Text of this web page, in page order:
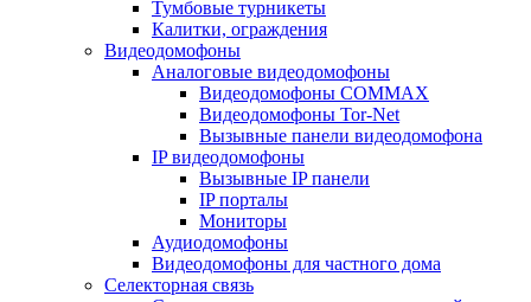
Тумбовые турникеты
Калитки, ограждения
Видеодомофоны
Аналоговые видеодомофоны
Видеодомофоны COMMAX
Видеодомофоны Tor-Net
Вызывные панели видеодомофона
IP видеодомофоны
Вызывные IP панели
IP порталы
Мониторы
Аудиодомофоны
Видеодомофоны для частного дома
Селекторная связь